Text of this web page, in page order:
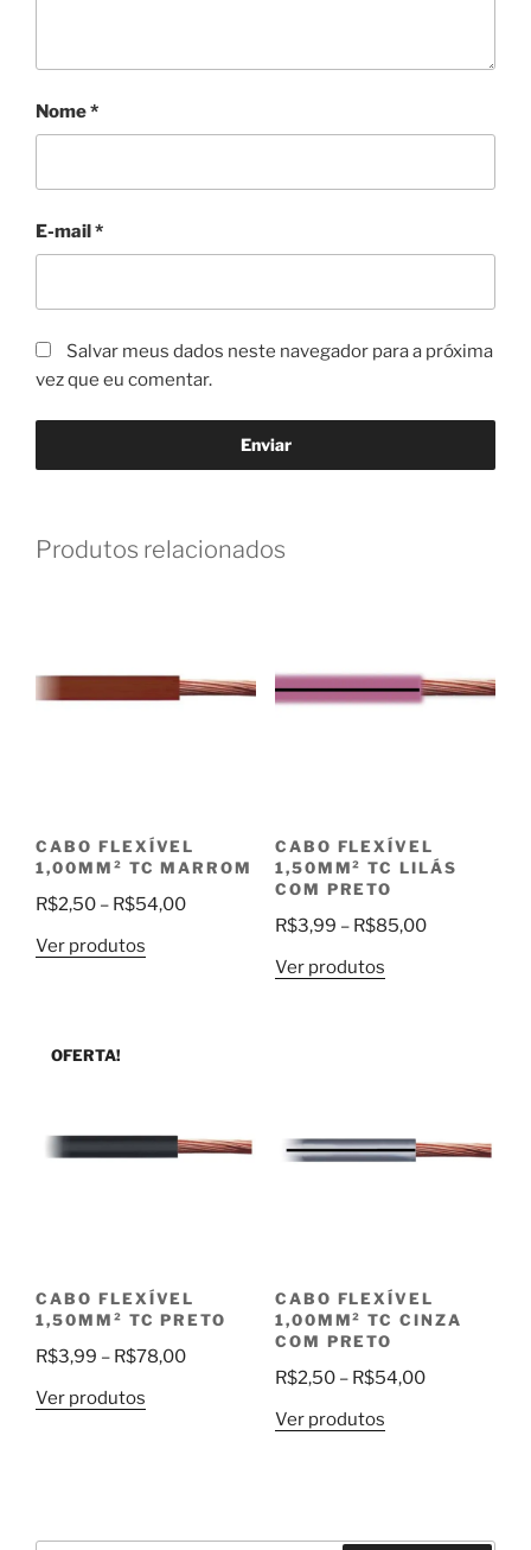
Nome*
E-mail*
Salvar meus dados neste navegador para a próxima
vez que eu comentar.
Produtos relacionados
CABO FLEXÍVEL
1,00MM² TC MARROM
R$2,50 – R$54,00Faixa
Ver produtos
CABO FLEXÍVEL
1,50MM² TC LILÁS
COM PRETO
R$3,99 – R$85,00Faixa
Ver produtos
OFERTA!
CABO FLEXÍVEL
1,50MM² TC PRETO
R$3,99 – R$78,00Faixa
Ver produtos
CABO FLEXÍVEL
1,00MM² TC CINZA
COM PRETO
R$2,50 – R$54,00Faixa
Ver produtos